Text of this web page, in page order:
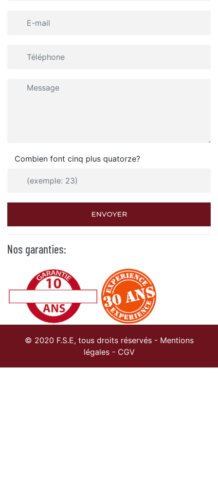
Combien font cinq plus quatorze?
ENVOYER
Nos garanties:
© 2020 F.S.E, tous droits réservés - Mentions
légales- CGV